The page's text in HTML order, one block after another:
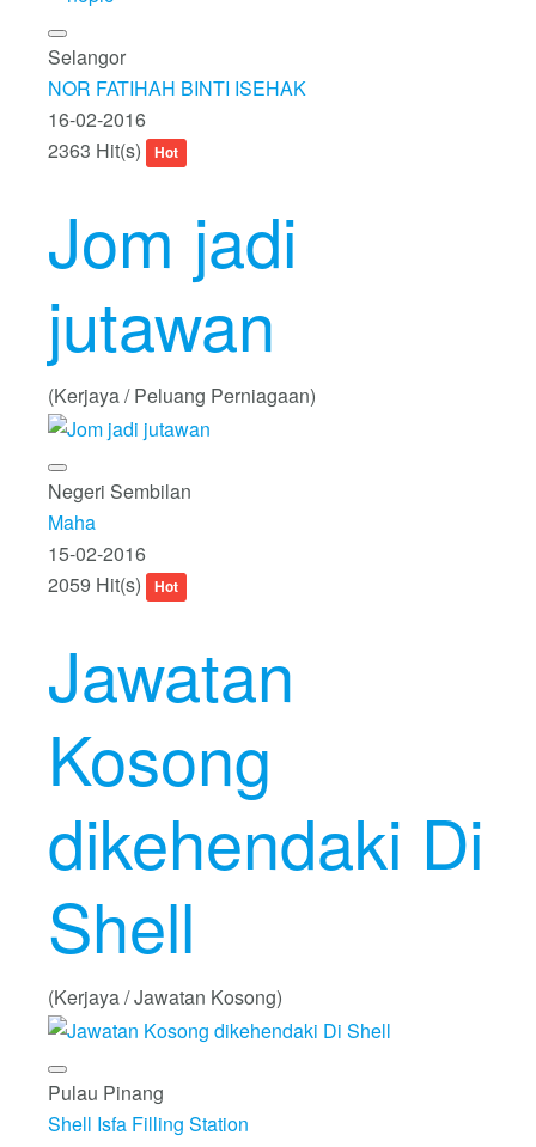
Selangor
NOR FATIHAH BINTI ISEHAK
16-02-2016
2363 Hit(s)
Hot
Jom jadi
jutawan
(Kerjaya / Peluang Perniagaan)
Negeri Sembilan
Maha
15-02-2016
2059 Hit(s)
Hot
Jawatan
Kosong
dikehendaki Di
Shell
(Kerjaya / Jawatan Kosong)
Pulau Pinang
Shell Isfa Filling Station